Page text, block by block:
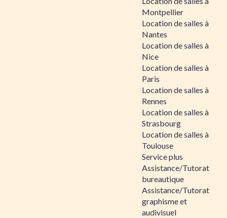
Montpellier
Location de salles à
Nantes
Location de salles à
Nice
Location de salles à
Paris
Location de salles à
Rennes
Location de salles à
Strasbourg
Location de salles à
Toulouse
Service plus
Assistance/Tutorat
bureautique
Assistance/Tutorat
graphisme et
audivisuel